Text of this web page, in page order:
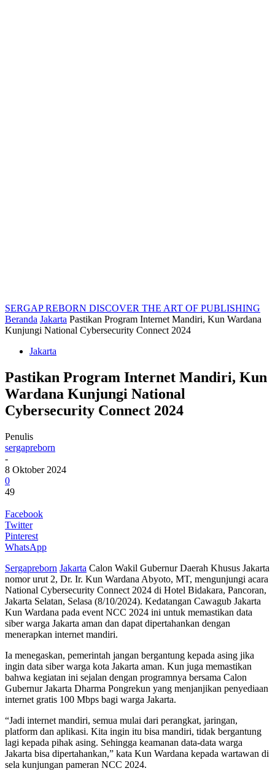
SERGAP REBORN DISCOVER THE ART OF PUBLISHING
Beranda Jakarta Pastikan Program Internet Mandiri, Kun Wardana
Kunjungi National Cybersecurity Connect 2024
Jakarta
Pastikan Program Internet Mandiri, Kun
Wardana Kunjungi National
Cybersecurity Connect 2024
Penulis
sergapreborn
-
8 Oktober 2024
0
49
Facebook
Twitter
Pinterest
WhatsApp
Sergapreborn Jakarta Calon Wakil Gubernur Daerah Khusus Jakarta
nomor urut 2, Dr. Ir. Kun Wardana Abyoto, MT, mengunjungi acara
National Cybersecurity Connect 2024 di Hotel Bidakara, Pancoran,
Jakarta Selatan, Selasa (8/10/2024). Kedatangan Cawagub Jakarta
Kun Wardana pada event NCC 2024 ini untuk memastikan data
siber warga Jakarta aman dan dapat dipertahankan dengan
menerapkan internet mandiri.
Ia menegaskan, pemerintah jangan bergantung kepada asing jika
ingin data siber warga kota Jakarta aman. Kun juga memastikan
bahwa kegiatan ini sejalan dengan programnya bersama Calon
Gubernur Jakarta Dharma Pongrekun yang menjanjikan penyediaan
internet gratis 100 Mbps bagi warga Jakarta.
“Jadi internet mandiri, semua mulai dari perangkat, jaringan,
platform dan aplikasi. Kita ingin itu bisa mandiri, tidak bergantung
lagi kepada pihak asing. Sehingga keamanan data-data warga
Jakarta bisa dipertahankan,” kata Kun Wardana kepada wartawan di
sela kunjungan pameran NCC 2024.